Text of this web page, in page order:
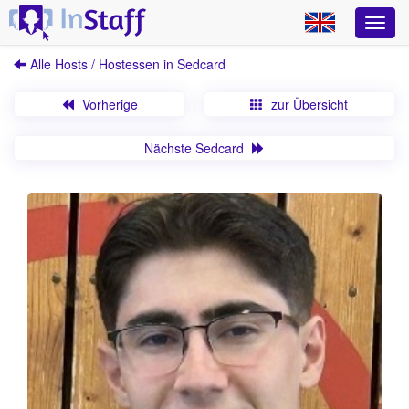
Alle Hosts / Hostessen in Sedcard
Vorherige zur Übersicht
Nächste Sedcard